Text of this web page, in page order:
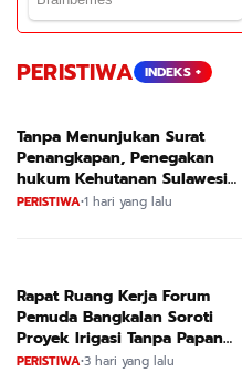
PERISTIWA INDEKS +
Tanpa Menunjukan Surat
Penangkapan, Penegakan
hukum Kehutanan Sulawesi
Selatan Culik Petani Ladah Di
PERISTIWA•1 hari yang lalu
Rapat Ruang Kerja Forum
Pemuda Bangkalan Soroti
Proyek Irigasi Tanpa Papan
Nama
PERISTIWA•3 hari yang lalu